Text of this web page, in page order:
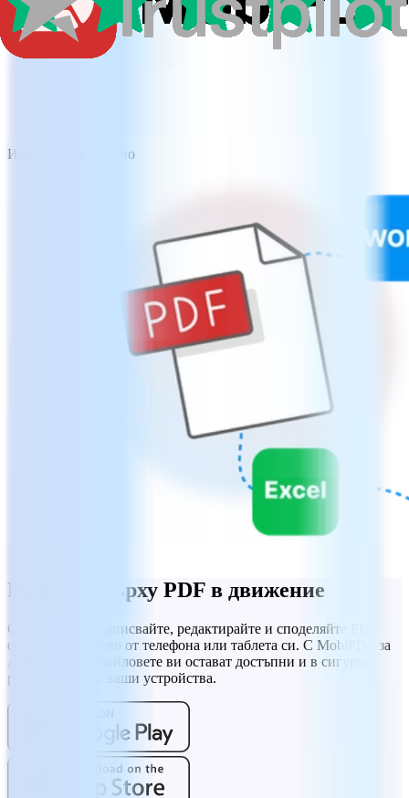
Изтеглете безплатно
Работете върху PDF в движение
Сканирайте, подписвайте, редактирайте и споделяйте PDF
файлове директно от телефона или таблета си. С MobiPDF за
Android и iOS файловете ви остават достъпни и в сигурни
ръце на всички ваши устройства.